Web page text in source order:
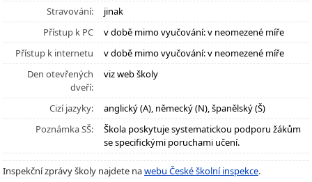
Stravování:
jinak
Přístup k PC
v době mimo vyučování: v neomezené míře
Přístup k internetu
v době mimo vyučování: v neomezené míře
Den otevřených
dveří:
viz web školy
Cizí jazyky:
anglický (A), německý (N), španělský (Š)
Poznámka SŠ:
Škola poskytuje systematickou podporu žákům
se specifickými poruchami učení.
Inspekční zprávy školy najdete nawebu České školní inspekce.